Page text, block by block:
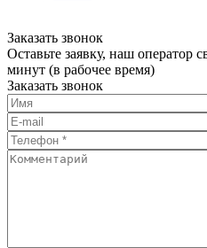
Заказать звонок
Оставьте заявку, наш оператор
минут (в рабочее время)
Заказать звонок